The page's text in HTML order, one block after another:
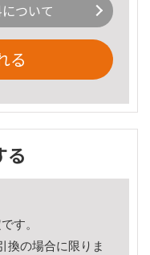
ついて
る
る
す。
換の場合に限りま